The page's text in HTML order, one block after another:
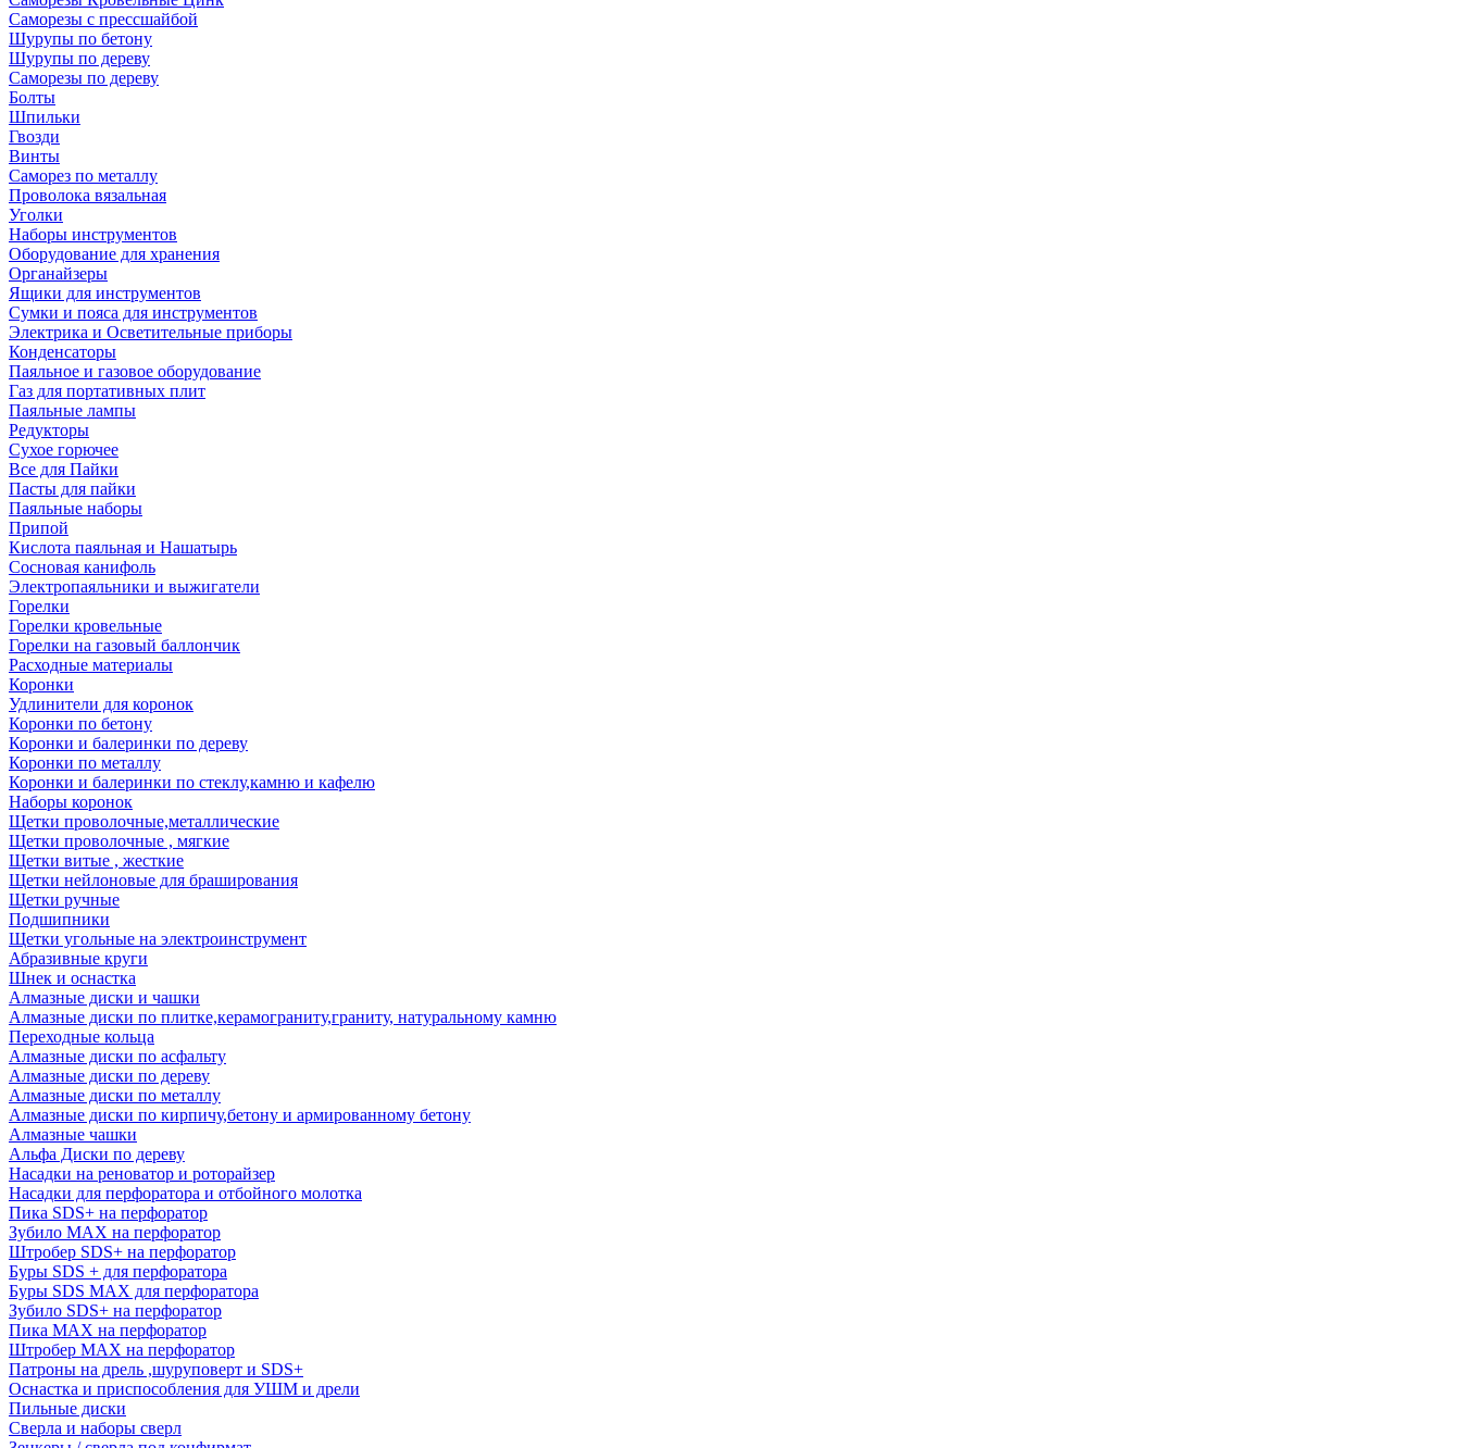
Саморезы с прессшайбой
Шурупы по бетону
Шурупы по дереву
Саморезы по дереву
Болты
Шпильки
Гвозди
Винты
Саморез по металлу
Проволока вязальная
Уголки
Наборы инструментов
Оборудование для хранения
Органайзеры
Ящики для инструментов
Сумки и пояса для инструментов
Электрика и Осветительные приборы
Конденсаторы
Паяльное и газовое оборудование
Газ для портативных плит
Паяльные лампы
Редукторы
Сухое горючее
Все для Пайки
Пасты для пайки
Паяльные наборы
Припой
Кислота паяльная и Нашатырь
Сосновая канифоль
Электропаяльники и выжигатели
Горелки
Горелки кровельные
Горелки на газовый баллончик
Расходные материалы
Коронки
Удлинители для коронок
Коронки по бетону
Коронки и балеринки по дереву
Коронки по металлу
Коронки и балеринки по стеклу,камню и кафелю
Наборы коронок
Щетки проволочные,металлические
Щетки проволочные , мягкие
Щетки витые , жесткие
Щетки нейлоновые для браширования
Щетки ручные
Подшипники
Щетки угольные на электроинструмент
Абразивные круги
Шнек и оснастка
Алмазные диски и чашки
Алмазные диски по плитке,керамограниту,граниту, натуральному камню
Переходные кольца
Алмазные диски по асфальту
Алмазные диски по дереву
Алмазные диски по металлу
Алмазные диски по кирпичу,бетону и армированному бетону
Алмазные чашки
Альфа Диски по дереву
Насадки на реноватор и роторайзер
Насадки для перфоратора и отбойного молотка
Пика SDS+ на перфоратор
Зубило MAX на перфоратор
Штробер SDS+ на перфоратор
Буры SDS + для перфоратора
Буры SDS MAX для перфоратора
Зубило SDS+ на перфоратор
Пика MAX на перфоратор
Штробер MAX на перфоратор
Патроны на дрель ,шуруповерт и SDS+
Оснастка и приспособления для УШМ и дрели
Пильные диски
Сверла и наборы сверл